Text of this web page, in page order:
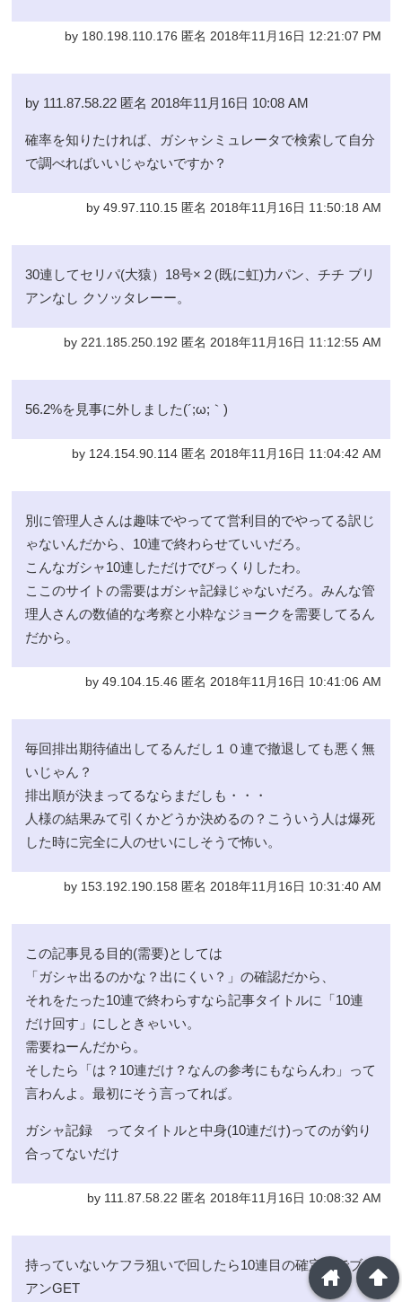
by 180.198.110.176 匿名 2018年11月16日 12:21:07 PM
by 111.87.58.22 匿名 2018年11月16日 10:08 AM
確率を知りたければ、ガシャシミュレータで検索して自分
で調べればいいじゃないですか？
by 49.97.110.15 匿名 2018年11月16日 11:50:18 AM
30連してセリパ(大猿）18号×２(既に虹)力パン、チチ ブリ
アンなし クソッタレーー。
by 221.185.250.192 匿名 2018年11月16日 11:12:55 AM
56.2%を見事に外しました(´;ω;｀)
by 124.154.90.114 匿名 2018年11月16日 11:04:42 AM
別に管理人さんは趣味でやってて営利目的でやってる訳じ
ゃないんだから、10連で終わらせていいだろ。
こんなガシャ10連しただけでびっくりしたわ。
ここのサイトの需要はガシャ記録じゃないだろ。みんな管
理人さんの数値的な考察と小粋なジョークを需要してるん
だから。
by 49.104.15.46 匿名 2018年11月16日 10:41:06 AM
毎回排出期待値出してるんだし１０連で撤退しても悪く無
いじゃん？
排出順が決まってるならまだしも・・・
人様の結果みて引くかどうか決めるの？こういう人は爆死
した時に完全に人のせいにしそうで怖い。
by 153.192.190.158 匿名 2018年11月16日 10:31:40 AM
この記事見る目的(需要)としては
「ガシャ出るのかな？出にくい？」の確認だから、
それをたった10連で終わらすなら記事タイトルに「10連
だけ回す」にしときゃいい。
需要ねーんだから。
そしたら「は？10連だけ？なんの参考にもならんわ」って
言わんよ。最初にそう言ってれば。
ガシャ記録 ってタイトルと中身(10連だけ)ってのが釣り
合ってないだけ
by 111.87.58.22 匿名 2018年11月16日 10:08:32 AM
持っていないケフラ狙いで回したら10連目の確定枠でブリ
アンGET
arrowup
home